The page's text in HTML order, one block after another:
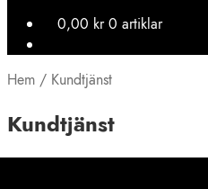
0,00 kr 0 artiklar
Hem / Kundtjänst
Kundtjänst